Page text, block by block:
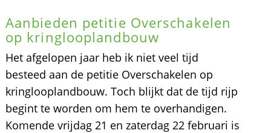
Aanbieden petitie Overschakelen
op kringlooplandbouw
Het afgelopen jaar heb ik niet veel tijd
besteed aan de petitie Overschakelen op
kringlooplandbouw. Toch blijkt dat de tijd rijp
begint te worden om hem te overhandigen.
Komende vrijdag 21 en zaterdag 22 februari is